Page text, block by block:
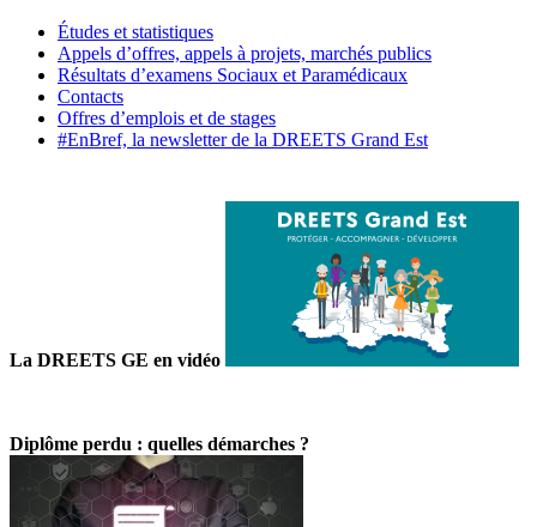
Études et statistiques
Appels d’offres, appels à projets, marchés publics
Résultats d’examens Sociaux et Paramédicaux
Contacts
Offres d’emplois et de stages
#EnBref, la newsletter de la DREETS Grand Est
La DREETS GE en vidéo
Diplôme perdu : quelles démarches ?